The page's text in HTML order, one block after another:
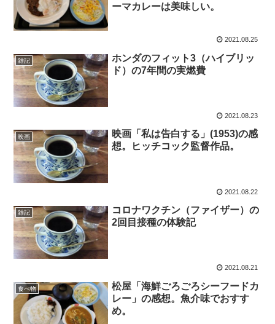
ーマカレーは美味しい。
2021.08.25
雑記
ホンダのフィット3（ハイブリッ
ド）の7年間の実燃費
2021.08.23
映画
映画「私は告白する」(1953)の感
想。ヒッチコック監督作品。
2021.08.22
雑記
コロナワクチン（ファイザー）の
2回目接種の体験記
2021.08.21
食べ物
松屋「海鮮ごろごろシーフードカ
レー」の感想。魚介味でおすす
め。